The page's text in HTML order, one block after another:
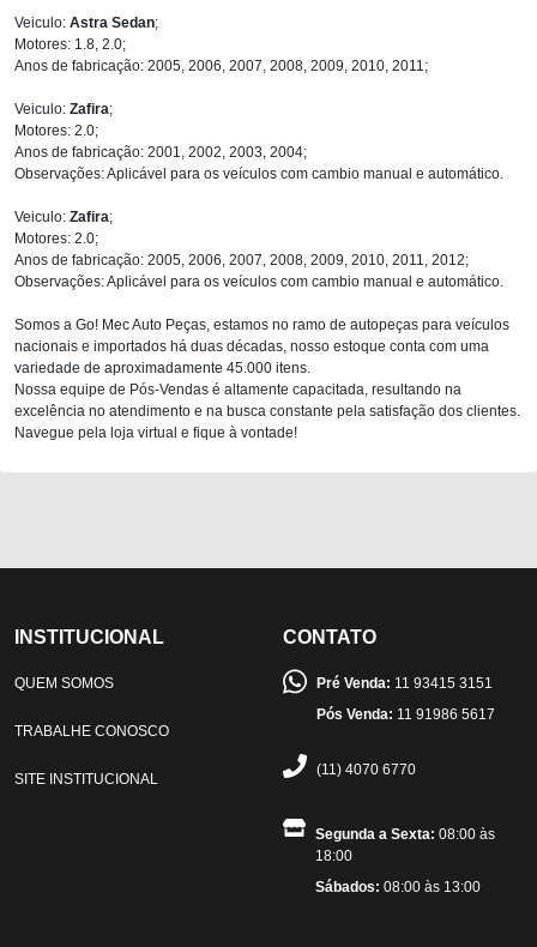
Veiculo: Astra Sedan;
Motores: 1.8, 2.0;
Anos de fabricação: 2005, 2006, 2007, 2008, 2009, 2010, 2011;
Veiculo: Zafira;
Motores: 2.0;
Anos de fabricação: 2001, 2002, 2003, 2004;
Observações: Aplicável para os veículos com cambio manual e automático.
Veiculo: Zafira;
Motores: 2.0;
Anos de fabricação: 2005, 2006, 2007, 2008, 2009, 2010, 2011, 2012;
Observações: Aplicável para os veículos com cambio manual e automático.
Somos a Go! Mec Auto Peças, estamos no ramo de autopeças para veículos
nacionais e importados há duas décadas, nosso estoque conta com uma
variedade de aproximadamente 45.000 itens.
Nossa equipe de Pós-Vendas é altamente capacitada, resultando na
excelência no atendimento e na busca constante pela satisfação dos clientes.
Navegue pela loja virtual e fique à vontade!
INSTITUCIONAL
QUEM SOMOS
TRABALHE CONOSCO
SITE INSTITUCIONAL
CONTATO
Pré Venda: 11 93415 3151
Pós Venda: 11 91986 5617
(11) 4070 6770
Segunda a Sexta: 08:00 às
18:00
Sábados: 08:00 às 13:00